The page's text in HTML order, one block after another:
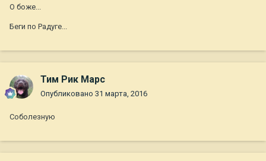
О боже...
Беги по Радуге...
Тим Рик Марс
Опубликовано 31 марта, 2016
Соболезную